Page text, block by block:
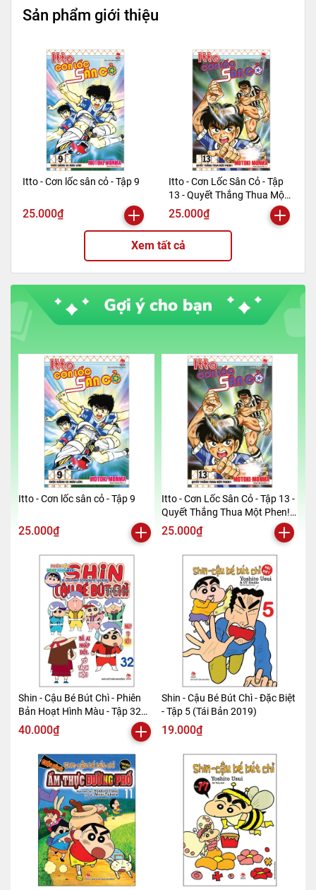
Sản phẩm giới thiệu
Itto - Cơn lốc sân cỏ - Tập 9
25.000₫
Itto - Cơn Lốc Sân Cỏ - Tập
13 - Quyết Thắng Thua Một
Phen!! (Tái Bản 2024)
25.000₫
Xem tất cả
Itto - Cơn lốc sân cỏ - Tập 9
25.000₫
Itto - Cơn Lốc Sân Cỏ - Tập 13 -
Quyết Thắng Thua Một Phen!!
(Tái Bản 2024)
25.000₫
Shin - Cậu Bé Bút Chì - Phiên
Bản Hoạt Hình Màu - Tập 32
(Tái Bản 2019)
40.000₫
Shin - Cậu Bé Bút Chì - Đặc Biệt
- Tập 5 (Tái Bản 2019)
19.000₫